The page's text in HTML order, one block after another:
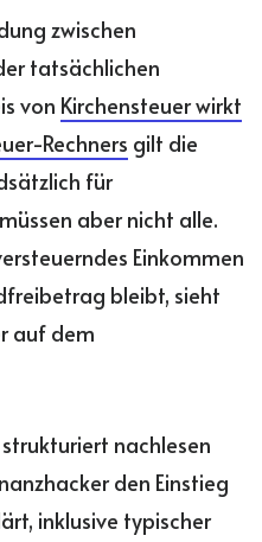
zwischen
tatsächlichen
von Kirchensteuer wirkt
Rechners gilt die
für
aber nicht alle.
Einkommen
bleibt, sieht
auf dem
nachlesen
den Einstieg
inklusive typischer